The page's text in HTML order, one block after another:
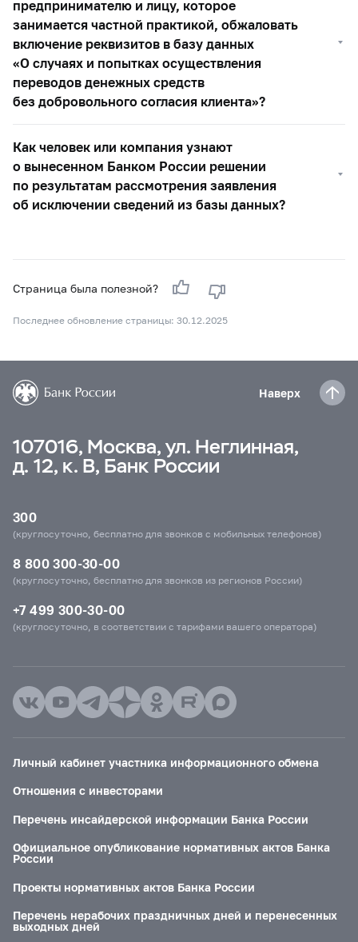
предпринимателю и лицу, которое
занимается частной практикой, обжаловать
включение реквизитов в базу данных
«О случаях и попытках осуществления
переводов денежных средств
без добровольного согласия клиента»?
Как человек или компания узнают
о вынесенном Банком России решении
по результатам рассмотрения заявления
об исключении сведений из базы данных?
Страница была полезной?
Последнее обновление страницы: 30.12.2025
Наверх
107016, Москва, ул. Неглинная,
д. 12, к. В, Банк России
300
(круглосуточно, бесплатно для звонков с мобильных телефонов)
8 800 300-30-00
(круглосуточно, бесплатно для звонков из регионов России)
+7 499 300-30-00
(круглосуточно, в соответствии с тарифами вашего оператора)
Личный кабинет участника информационного обмена
Отношения с инвесторами
Перечень инсайдерской информации Банка России
Официальное опубликование нормативных актов Банка
России
Проекты нормативных актов Банка России
Перечень нерабочих праздничных дней и перенесенных
выходных дней